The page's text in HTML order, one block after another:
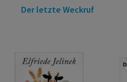
Der letzte Weckruf